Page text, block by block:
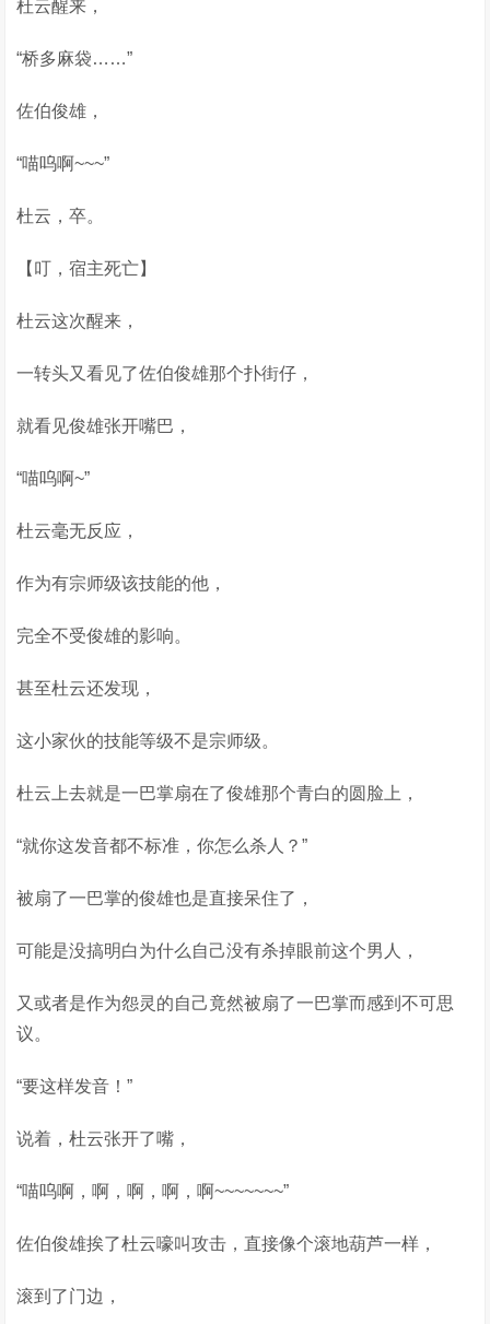
杜云醒来，
“桥多麻袋……”
佐伯俊雄，
“喵呜啊~~~”
杜云，卒。
【叮，宿主死亡】
杜云这次醒来，
一转头又看见了佐伯俊雄那个扑街仔，
就看见俊雄张开嘴巴，
“喵呜啊~”
杜云毫无反应，
作为有宗师级该技能的他，
完全不受俊雄的影响。
甚至杜云还发现，
这小家伙的技能等级不是宗师级。
杜云上去就是一巴掌扇在了俊雄那个青白的圆脸上，
“就你这发音都不标准，你怎么杀人？”
被扇了一巴掌的俊雄也是直接呆住了，
可能是没搞明白为什么自己没有杀掉眼前这个男人，
又或者是作为怨灵的自己竟然被扇了一巴掌而感到不可思
议。
“要这样发音！”
说着，杜云张开了嘴，
“喵呜啊，啊，啊，啊，啊~~~~~~~”
佐伯俊雄挨了杜云嚎叫攻击，直接像个滚地葫芦一样，
滚到了门边，